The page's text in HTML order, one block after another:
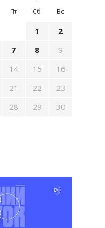
Пт Сб Вс
1
2
7 8
9
14 15
16
21 22
23
28 29
30